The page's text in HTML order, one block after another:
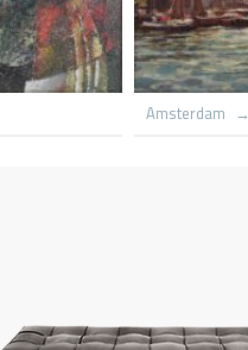
Le hameau